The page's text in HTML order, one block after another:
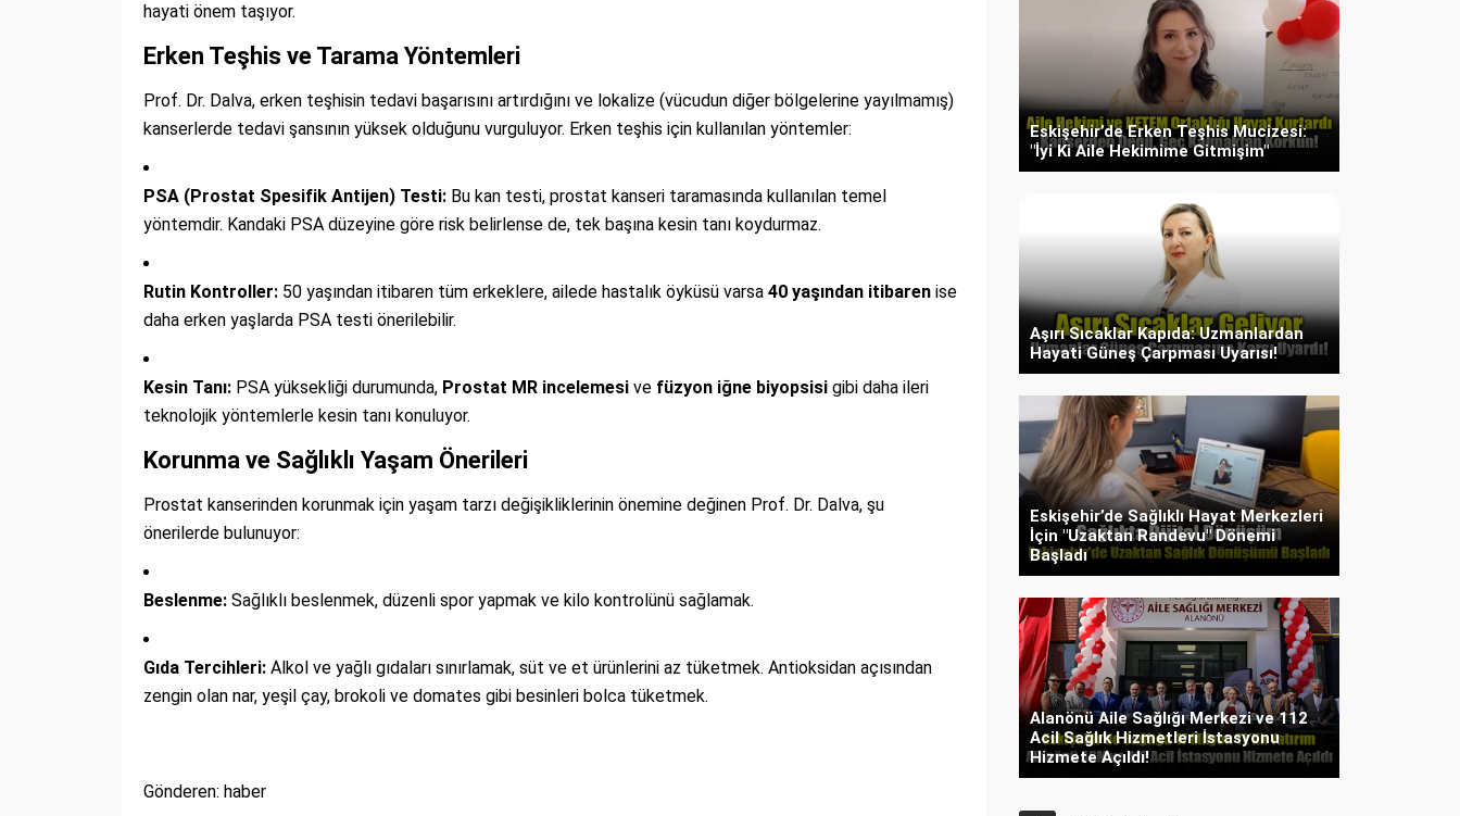
hayati önem taşıyor.
Erken Teşhis ve Tarama Yöntemleri
Prof. Dr. Dalva, erken teşhisin tedavi başarısını artırdığını ve lokalize (vücudun diğer bölgelerine yayılmamış)
kanserlerde tedavi şansının yüksek olduğunu vurguluyor. Erken teşhis için kullanılan yöntemler:
PSA (Prostat Spesifik Antijen) Testi: Bu kan testi, prostat kanseri taramasında kullanılan temel
yöntemdir. Kandaki PSA düzeyine göre risk belirlense de, tek başına kesin tanı koydurmaz.
Rutin Kontroller: 50 yaşından itibaren tüm erkeklere, ailede hastalık öyküsü varsa 40 yaşından itibaren ise
daha erken yaşlarda PSA testi önerilebilir.
Kesin Tanı: PSA yüksekliği durumunda, Prostat MR incelemesi ve füzyon iğne biyopsisi gibi daha ileri
teknolojik yöntemlerle kesin tanı konuluyor.
Korunma ve Sağlıklı Yaşam Önerileri
Prostat kanserinden korunmak için yaşam tarzı değişikliklerinin önemine değinen Prof. Dr. Dalva, şu
önerilerde bulunuyor:
Beslenme: Sağlıklı beslenmek, düzenli spor yapmak ve kilo kontrolünü sağlamak.
Gıda Tercihleri: Alkol ve yağlı gıdaları sınırlamak, süt ve et ürünlerini az tüketmek. Antioksidan açısından
zengin olan nar, yeşil çay, brokoli ve domates gibi besinleri bolca tüketmek.
Gönderen: haber
Eskişehir’de Erken Teşhis Mucizesi:
"İyi Ki Aile Hekimime Gitmişim"
Aşırı Sıcaklar Kapıda: Uzmanlardan
Hayati Güneş Çarpması Uyarısı!
Eskişehir’de Sağlıklı Hayat Merkezleri
İçin "Uzaktan Randevu" Dönemi
Başladı
Alanönü Aile Sağlığı Merkezi ve 112
Acil Sağlık Hizmetleri İstasyonu
Hizmete Açıldı!